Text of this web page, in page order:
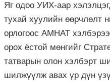
Яг одоо УИХ-аар
тухай хуулийн өөрчлөлт
орлогоос АМНАТ
орох ёстой мөнгийг
татварын олон хэлбэрт
шилжүүлж авах үр дүн